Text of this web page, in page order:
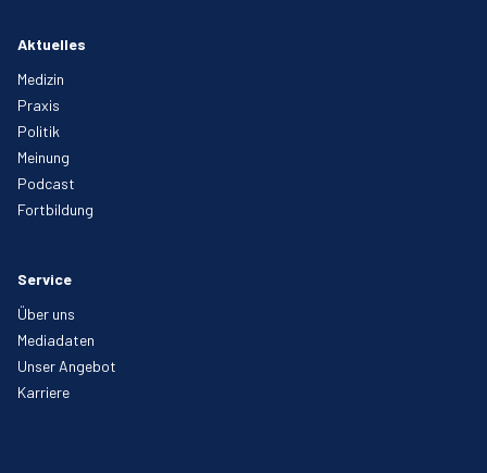
Aktuelles
Medizin
Praxis
Politik
Meinung
Podcast
Fortbildung
Service
Über uns
Mediadaten
Unser Angebot
Karriere